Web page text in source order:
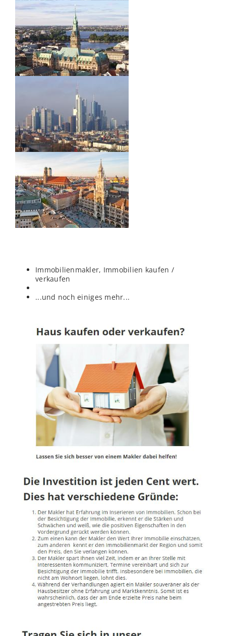
Immobilienmakler, Immobilien kaufen /
verkaufen
...und noch einiges mehr...